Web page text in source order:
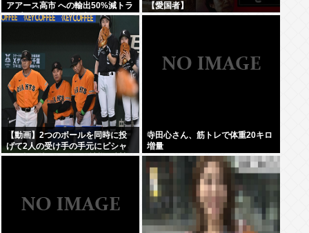
アアース高市 への輸出50%減トラ
ンプ への輸出も3割減
【愛国者】
【動画】2つのボールを同時に投
げて2人の受け手の手元にピシャ
リと投げ込むバントの神様・川相
寺田心さん、筋トレで体重20キロ
増量